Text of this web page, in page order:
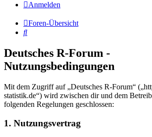
Anmelden
Foren-Übersicht
Suche
Deutsches R-Forum -
Nutzungsbedingungen
Mit dem Zugriff auf „Deutsches R-Forum“
statistik.de“) wird zwischen dir und dem
folgenden Regelungen geschlossen:
1. Nutzungsvertrag